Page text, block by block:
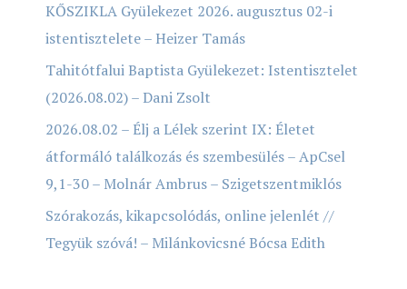
KŐSZIKLA Gyülekezet 2026. augusztus 02-i
istentisztelete – Heizer Tamás
Tahitótfalui Baptista Gyülekezet: Istentisztelet
(2026.08.02) – Dani Zsolt
2026.08.02 – Élj a Lélek szerint IX: Életet
átformáló találkozás és szembesülés – ApCsel
9,1-30 – Molnár Ambrus – Szigetszentmiklós
Szórakozás, kikapcsolódás, online jelenlét //
Tegyük szóvá! – Milánkovicsné Bócsa Edith